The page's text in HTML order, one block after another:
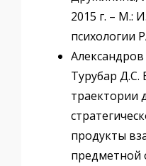
2015 г. – М.:
психологии
Турубар Д.С.
траектории
продукты
предметной